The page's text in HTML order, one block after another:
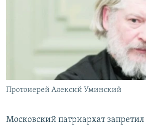
РАСПИСАНИЕ ВЕЩАНИЯ
ПОДПИШИТЕСЬ НА РАССЫЛКУ
СОЦИАЛЬНЫЕ СЕТИ
Протоиерей Алексий Уминский
Московский патриархат